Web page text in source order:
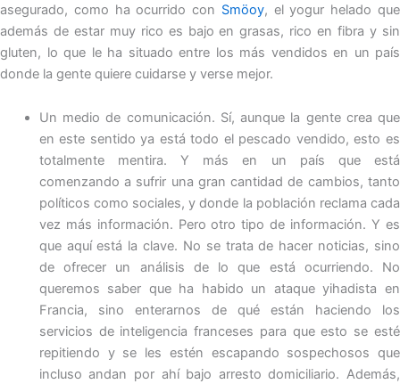
asegurado, como ha ocurrido con Smöoy, el yogur helado que
además de estar muy rico es bajo en grasas, rico en fibra y sin
gluten, lo que le ha situado entre los más vendidos en un país
donde la gente quiere cuidarse y verse mejor.
Un medio de comunicación. Sí, aunque la gente crea que
en este sentido ya está todo el pescado vendido, esto es
totalmente mentira. Y más en un país que está
comenzando a sufrir una gran cantidad de cambios, tanto
políticos como sociales, y donde la población reclama cada
vez más información. Pero otro tipo de información. Y es
que aquí está la clave. No se trata de hacer noticias, sino
de ofrecer un análisis de lo que está ocurriendo. No
queremos saber que ha habido un ataque yihadista en
Francia, sino enterarnos de qué están haciendo los
servicios de inteligencia franceses para que esto se esté
repitiendo y se les estén escapando sospechosos que
incluso andan por ahí bajo arresto domiciliario. Además,